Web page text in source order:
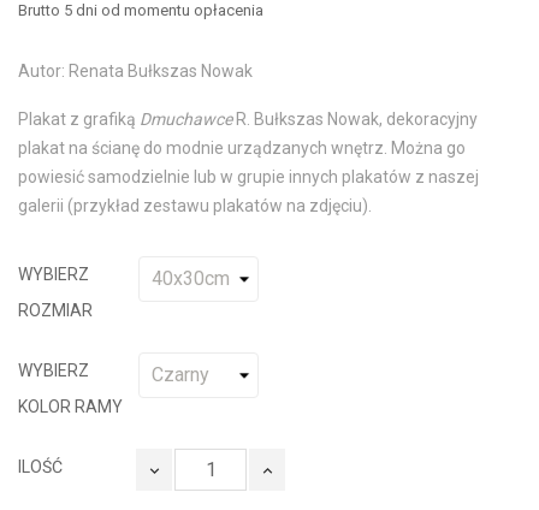
Brutto 5 dni od momentu opłacenia
Autor: Renata Bułkszas Nowak
Plakat z grafiką DmuchawceR. Bułkszas Nowak, dekoracyjny
plakat na ścianę do modnie urządzanych wnętrz. Można go
powiesić samodzielnie lub w grupie innych plakatów z naszej
galerii (przykład zestawu plakatów na zdjęciu).
WYBIERZ
ROZMIAR
WYBIERZ
KOLOR RAMY
ILOŚĆ